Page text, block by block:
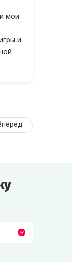
мои
и